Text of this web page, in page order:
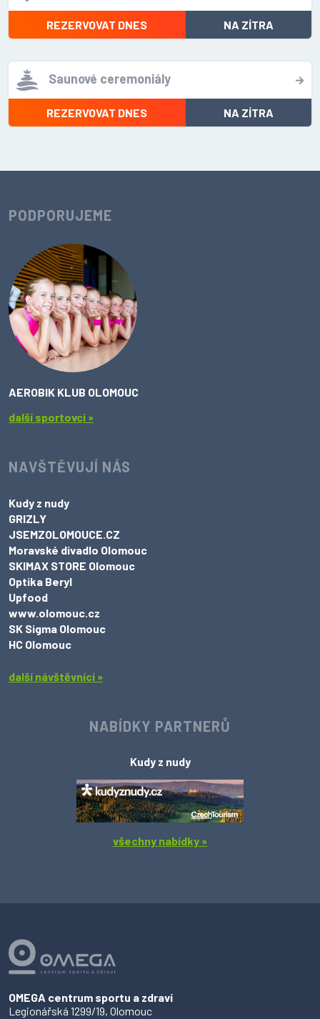
REZERVOVAT DNES NA ZÍTRA
Saunové ceremoniály
REZERVOVAT DNES NA ZÍTRA
PODPORUJEME
AEROBIK KLUB OLOMOUC
další sportovci »
NAVŠTĚVUJÍ NÁS
Kudy z nudy
GRIZLY
JSEMZOLOMOUCE.CZ
Moravské divadlo Olomouc
SKIMAX STORE Olomouc
Optika Beryl
Upfood
www.olomouc.cz
SK Sigma Olomouc
HC Olomouc
další návštěvníci »
NABÍDKY PARTNERŮ
Kudy z nudy
všechny nabídky »
OMEGA centrum sportu a zdraví
Legionářská 1299/19, Olomouc